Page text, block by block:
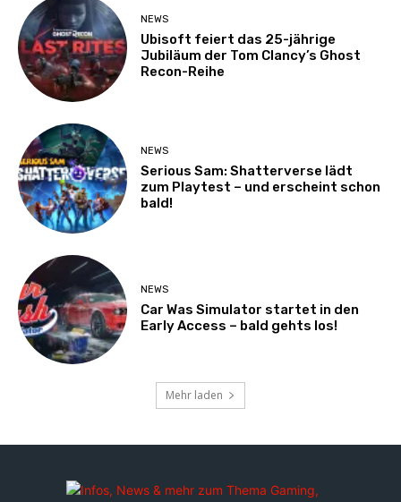
NEWS
Ubisoft feiert das 25-jährige
Jubiläum der Tom Clancy’s Ghost
Recon-Reihe
NEWS
Serious Sam: Shatterverse lädt
zum Playtest – und erscheint schon
bald!
NEWS
Car Was Simulator startet in den
Early Access – bald gehts los!
Mehr laden